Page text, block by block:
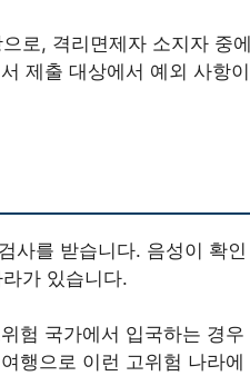
로, 격리면제자 소지자 중에
제출 대상에서 예외 사항이
사를 받습니다. 음성이 확인
가 있습니다.
험 국가에서 입국하는 경우
행으로 이런 고위험 나라에